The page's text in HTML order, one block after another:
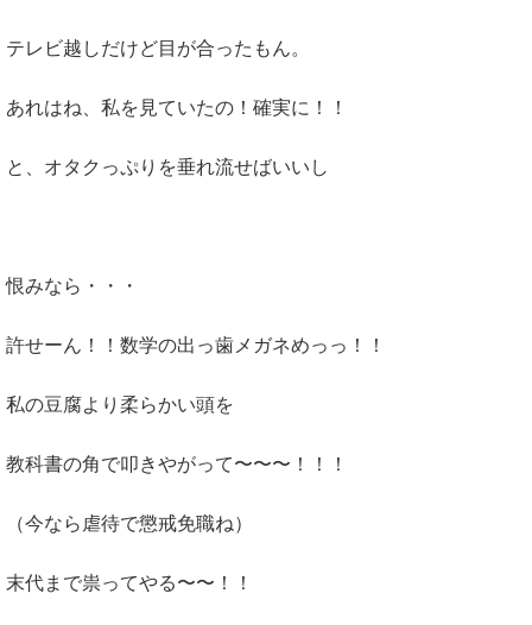
テレビ越しだけど目が合ったもん。
あれはね、私を見ていたの！確実に！！
と、オタクっぷりを垂れ流せばいいし
恨みなら・・・
許せーん！！数学の出っ歯メガネめっっ！！
私の豆腐より柔らかい頭を
教科書の角で叩きやがって〜〜〜！！！
（今なら虐待で懲戒免職ね）
末代まで祟ってやる〜〜！！